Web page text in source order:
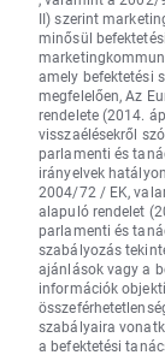
II) szerint
minősül
amely befektetési
megfelelően, Az
rendelete (2014.
visszaélésekről
parlamenti és
irányelvek
2004/72 / EK,
alapuló rendelet
parlamenti és
szabályozás
ajánlások vagy a
információk
szabályaira
a befektetési